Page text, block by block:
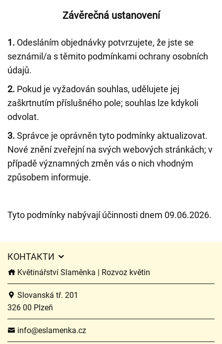
Závěrečná ustanovení
1. Odesláním objednávky potvrzujete, že jste se
seznámil/a s těmito podmínkami ochrany osobních
údajů.
2. Pokud je vyžadován souhlas, udělujete jej
zaškrtnutím příslušného pole; souhlas lze kdykoli
odvolat.
3. Správce je oprávněn tyto podmínky aktualizovat.
Nové znění zveřejní na svých webových stránkách; v
případě významných změn vás o nich vhodným
způsobem informuje.
Tyto podmínky nabývají účinnosti dnem 09.06.2026.
КОНТАКТИ
Květinářství Slaměnka | Rozvoz květin
Slovanská tř. 201
326 00 Plzeň
info@eslamenka.cz